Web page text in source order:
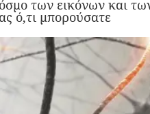
των εικόνων και
ό,τι μπορούσατε